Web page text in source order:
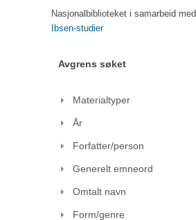
Nasjonalbiblioteket i samarbeid med
Ibsen-studier
Avgrens søket
Materialtyper
År
Forfatter/person
Generelt emneord
Omtalt navn
Form/genre